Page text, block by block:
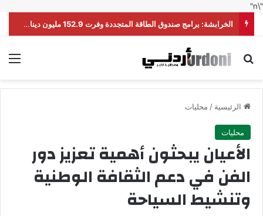
"\n"
الخرابشة: برامج صندوق الطاقة المتجددة وفرت 152.9 مليون دينار خلال عقد
بحث عن
الرئيسية / محليات
محليات
الأعيان يبحثون أهمية تعزيز دور
الفن في دعم الثقافة الوطنية
وتنشيط السياحة